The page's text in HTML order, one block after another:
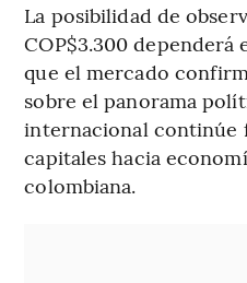
La posibilidad de
COP$3.300 dependerá
que el mercado
sobre el panorama
internacional continúe
capitales hacia
colombiana.